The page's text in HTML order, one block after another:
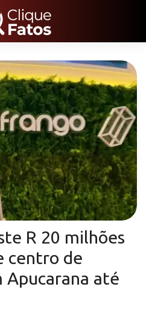
R 20 milhões
centro de
Apucarana até